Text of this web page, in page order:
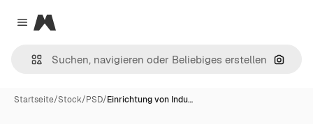
Close menu
Magnific
Nach
Startseite/Stock/PSD/Einrichtung von Indu…